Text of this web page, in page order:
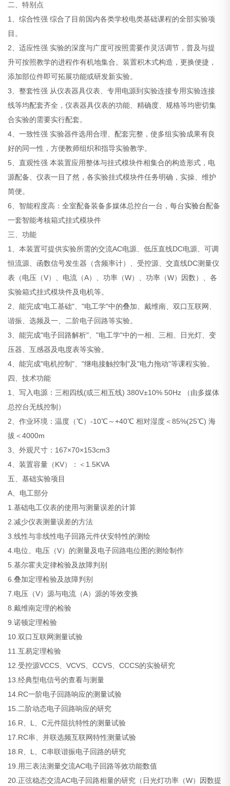
二、特别点
1、综合性强 综合了目前国内各类学校电类基础课程的全部实验项
目。
2、适应性强 实验的深度与广度可按照需要作灵活调节，普及与提
升可按照教学的进程作有机地集合。装置积木式构造，更换便捷，
添加部位件即可拓展功能或研发新实验。
3、整套性强 从仪表器具仪表、专用电源到实验连接专用实验连接
线等均配套齐全，仪表器具仪表的功能、精确度、规格等均密切集
合实验的需要实行配套。
4、一致性强 实验器件选用合理、配套完整，使多组实验成果有良
好的同一性，方便教师组织和指导实验教学。
5、直观性强 本装置应用整体与挂式模块件相集合的构造形式，电
源配备、仪表一目了然，各实验挂式模块件任务明确，实操、维护
简便。
6、智能程度高：全室配备装备多媒体总控台一台，每台实验台配备
一套智能考核箱式挂式模块件
三、功能
1、本装置可提供实验所需的交流AC电源、低压直线DC电源、可调
恒流源、函数信号发生器（含频率计）、受控源、交直线DC测量仪
表（电压（V）、电流（A）、功率（W）、功率（W）因数）、各
实验箱式挂式模块件及电机等。
2、能完成"电工基础"、"电工学"中的叠加、戴维南、双口互联网、
谐振、选频及一、二阶电子回路等实验。
3、能完成"电子回路解析"、"电工学"中的一相、三相、日光灯、变
压器、互感器及电度表等实验。
4、能完成"电机控制"、"继电接触控制"及"电力拖动"等课程实验。
四、技术功能
1、写入电源：三相四线(或三相五线) 380V±10% 50Hz （由多媒体
总控台无线控制）
2、作业环境：温度（℃）-10℃～+40℃ 相对湿度＜85%(25℃) 海
拔＜4000m
3、外观尺寸：167×70×153cm3
4、装置容量（KV）：＜1.5KVA
五、基础实验项目
A、电工部分
1.基础电工仪表的使用与测量误差的计算
2.减少仪表测量误差的方法
3.线性与非线性电子回路元件伏安特性的测绘
4.电位、电压（V）的测量及电子回路电位图的测绘制作
5.基尔霍夫定律检验及故障判别
6.叠加定理检验及故障判别
7.电压（V）源与电流（A）源的等效变换
8.戴维南定理的检验
9.诺顿定理检验
10.双口互联网测量试验
11.互易定理检验
12.受控源VCCS、VCVS、CCVS、CCCS的实验研究
13.经典型电信号的查看与测量
14.RC一阶电子回路响应的测量试验
15.二阶动态电子回路响应的研究
16.R、L、C元件阻抗特性的测量试验
17.RC串、并联选频互联网特性测量试验
18.R、L、C串联谐振电子回路的研究
19.用三表法测量交流AC电子回路等效功能数值
20.正弦稳态交流AC电子回路相量的研究（日光灯功率（W）因数提